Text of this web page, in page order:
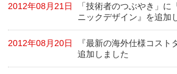
2012年08月21日
「技術者のつぶやき」に
ニックデザイン』を追加
2012年08月20日
『最新の海外仕様コスト
追加しました